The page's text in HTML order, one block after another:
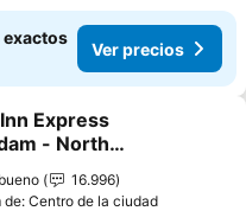
exactos
Ver precios
a favoritos
Express
- North
By Ihg
16.996
de: Centro de la ciudad